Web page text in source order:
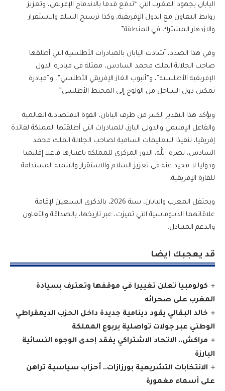
اليابان بجهود المغرب التي “تدفع قدما بالاندماج الإفريقي، وتعزيز
روابط التعاون مع الدول الإفريقية، وكذا ترسيخ السلم والاستقرار
والازدهار المشترك في المنطقة”.
وفي هذا الصدد، أشادت اليابان بالمبادرات الأطلسية التي أطلقها
صاحب الجلالة الملك محمد السادس، ممثلة في مبادرة الدول
الإفريقية الأطلسية”، و”أنبوب الغاز الإفريقي الأطلسي”، و”مبادرة
تمكين دول الساحل من الولوج إلى المحيط الأطلسي”.
ويؤكد هذا التقدير الكبير من طرف اليابان، القوة الاقتصادية العالمية
والفاعل الإقليمي والدولي البارز، للمبادرات التي أطلقتها المملكة لفائدة
إفريقيا، تنفيذا للتعليمات السامية لصاحب الجلالة الملك محمد
السادس، نصره الله، الدور المركزي للمملكة باعتبارها فاعلا إقليميا
ودوليا لا محيد عنه في تعزيز السلام والاستقرار والتنمية المستدامة
للقارة الإفريقية.
ويحتفل المغرب واليابان، سنة 2026، بالذكرى السبعين لإقامة
علاقاتهما الدبلوماسية التي تميزت، عبر تاريخها، بالصداقة والتعاون
والدعم المتبادل.
قد يعجبك ايضا
كولومبيا تعلن تغييرا في موقفها وتعترف بسيادة
المغرب على صحرائه
خالد البقالي يقود دينامية جديدة داخل الحزب الديمقراطي
الوطني عبر جولات تواصلية بربوع المملكة
مراكش.. الاتحاد الاشتراكي يفقد إحدى الوجوه النسائية
البارزة
الانتخابات التشريعية بورزازات.. أحزاب سياسية تراهن
على أسماء مغمورة